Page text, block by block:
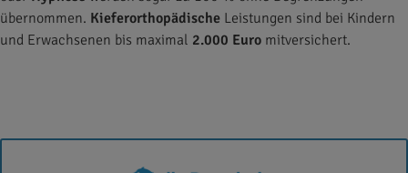
übernommen. Kieferorthopädische Leistungen sind bei Kindern
und Erwachsenen bis maximal 2.000 Euro mitversichert.